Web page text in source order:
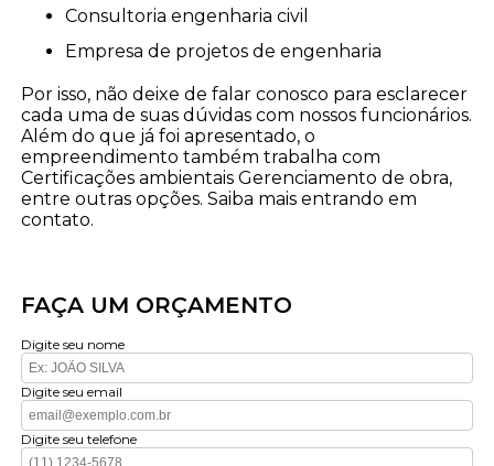
consultoria engenharia civil
empresa de projetos de engenharia
Por isso, não deixe de falar conosco para esclarecer
cada uma de suas dúvidas com nossos funcionários.
Além do que já foi apresentado, o
empreendimento também trabalha com
Certificações ambientais Gerenciamento de obra,
entre outras opções. Saiba mais entrando em
contato.
FAÇA UM ORÇAMENTO
Digite seu nome
Digite seu email
Digite seu telefone